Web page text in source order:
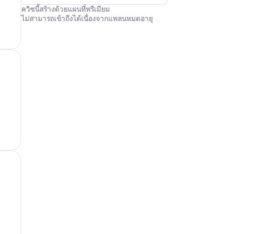
ควิซนี้สร้างด้วยแผนที่พรีเมียม
ไม่สามารถเข้าถึงได้เนื่องจากแพลนหมดอายุ